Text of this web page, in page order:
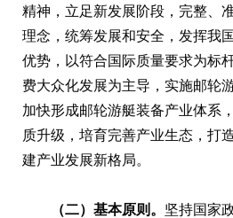
精神，立足新发展阶段，完整、
理念，统筹发展和安全，发挥我
优势，以符合国际质量要求为标
费大众化发展为主导，实施邮轮
加快形成邮轮游艇装备产业体系
质升级，培育完善产业生态，打
建产业发展新格局。
（二）基本原则。 坚持国家